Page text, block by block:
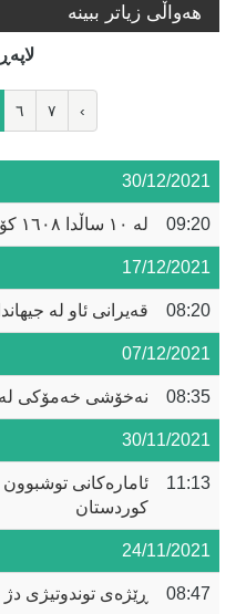
هه‌واڵی زیاتر ببینە
لاپه‌ڕه‌
٦ ٧ ›
30/12/2021
09:20 لە ١٠ ساڵدا ١٦٠٨ کۆڵبەر کوژراون و بریندار بوون
17/12/2021
08:20 قەیرانی ئاو لە جیهاندا
07/12/2021
08:35 نەخۆشی خەمۆکی لە
30/11/2021
11:13
ئامارەکانی
کوردستان
24/11/2021
08:47 ڕێژەی توندوتیژی